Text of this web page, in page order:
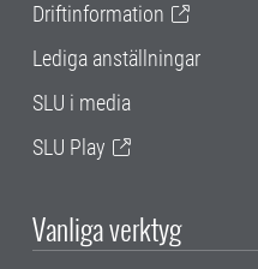
Driftinformation
Lediga anställningar
SLU i media
SLU Play
Vanliga verktyg